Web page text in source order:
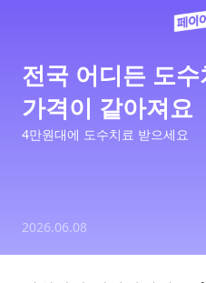
전국 어디든 도
가격이 같아져요
4만원대에 도수치료 받으세요
2026.06.08